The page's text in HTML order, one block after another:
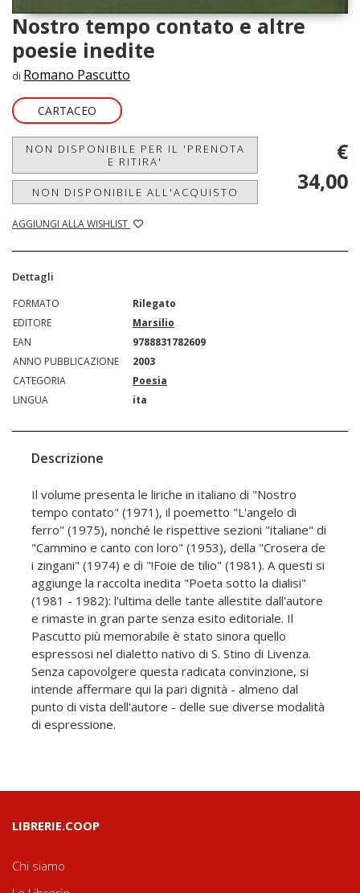
Nostro tempo contato e altre
poesie inedite
di Romano Pascutto
CARTACEO
NON DISPONIBILE PER IL 'PRENOTA
E RITIRA'
NON DISPONIBILE ALL'ACQUISTO
AGGIUNGI ALLA WISHLIST
€
34,00
Dettagli
FORMATO
Rilegato
EDITORE
Marsilio
EAN
9788831782609
ANNO PUBBLICAZIONE
2003
CATEGORIA
Poesia
LINGUA
ita
Descrizione
Il volume presenta le liriche in italiano di "Nostro
tempo contato" (1971), il poemetto "L'angelo di
ferro" (1975), nonché le rispettive sezioni "italiane" di
"Cammino e canto con loro" (1953), della "Crosera de
i zingani" (1974) e di "!Foie de tilio" (1981). A questi si
aggiunge la raccolta inedita "Poeta sotto la dialisi"
(1981 - 1982): l'ultima delle tante allestite dall'autore
e rimaste in gran parte senza esito editoriale. Il
Pascutto più memorabile è stato sinora quello
espressosi nel dialetto nativo di S. Stino di Livenza.
Senza capovolgere questa radicata convinzione, si
intende affermare qui la pari dignità - almeno dal
punto di vista dell'autore - delle sue diverse modalità
di espressione.
LIBRERIE.COOP
Chi siamo